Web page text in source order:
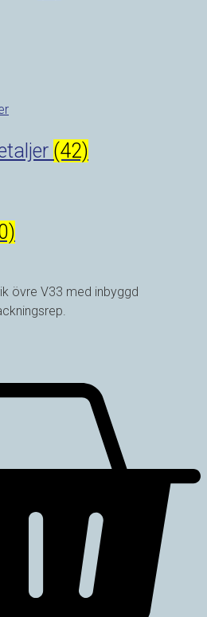
(42)
övre V33 med inbyggd